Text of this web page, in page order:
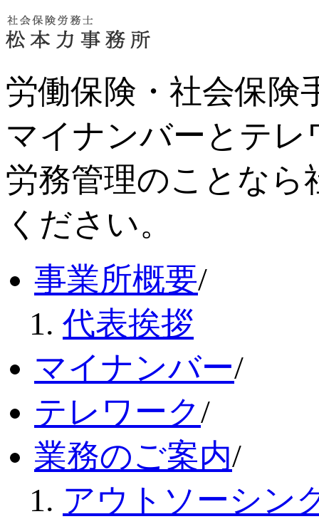
労働保険・社会保険
マイナンバーとテ
労務管理のことなら
ください。
事業所概要/
代表挨拶
マイナンバー/
テレワーク/
業務のご案内/
アウトソーシン